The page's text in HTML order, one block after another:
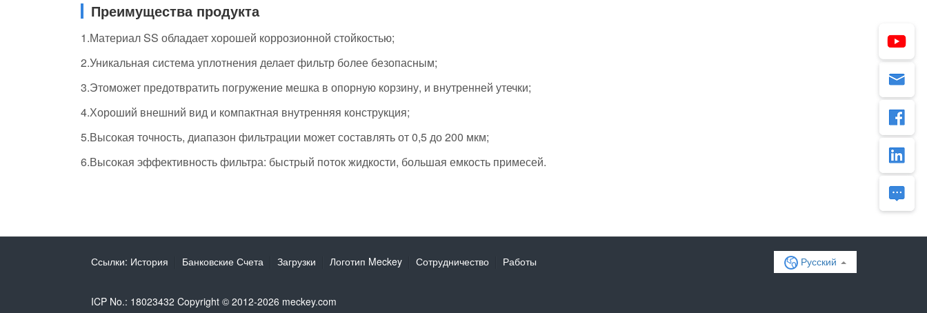
Преимущества продукта
1.Материал SS обладает хорошей коррозионной стойкостью;
2.Уникальная система уплотнения делает фильтр более безопасным;
3.Этоможет предотвратить погружение мешка в опорную корзину, и внутренней утечки;
4.Хороший внешний вид и компактная внутренняя конструкция;
5.Высокая точность, диапазон фильтрации может составлять от 0,5 до 200 мкм;
6.Высокая эффективность фильтра: быстрый поток жидкости, большая емкость примесей.
Ссылки: История Банковские Счета Загрузки Логотип Meckey Сотрудничество Работы Русский
ICP No.: 18023432 Copyright © 2012-2026 meckey.com